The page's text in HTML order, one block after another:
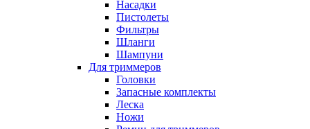
Насадки
Пистолеты
Фильтры
Шланги
Шампуни
Для триммеров
Головки
Запасные комплекты
Леска
Ножи